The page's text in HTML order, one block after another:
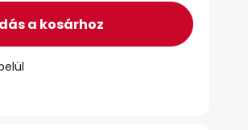
a kosárhoz